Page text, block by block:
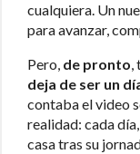
cualquiera. Un
para avanzar,
Pero, de pronto,
deja de ser un
contaba el video
realidad: cada
casa tras su